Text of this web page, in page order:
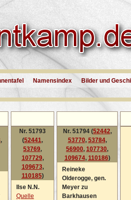
Namensindex Bilder und
,
Nr. 51793
(52441,
53769,
107729,
109673,
110185)
Ilse N.N.
Quelle
Nr. 51794 (52442,
53770, 53784,
56900, 107730,
109674, 110186)
Reineke
Olderogge, gen.
Meyer zu
Barkhausen